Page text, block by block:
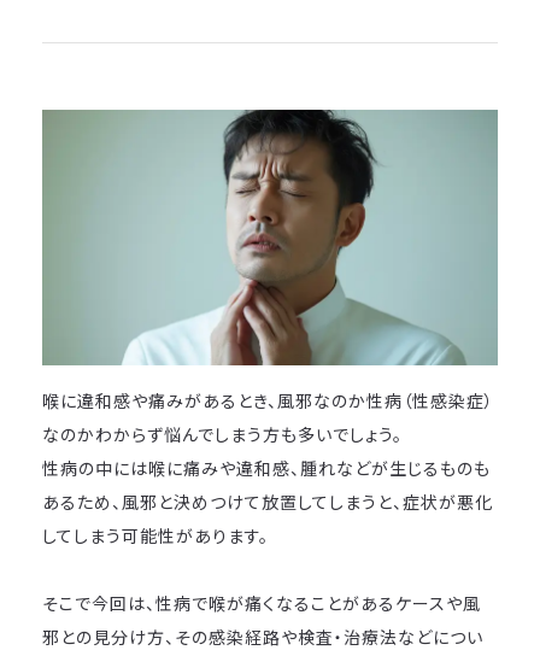
喉に違和感や痛みがあるとき、風邪なのか性病（性感染症）
なのかわからず悩んでしまう方も多いでしょう。
性病の中には喉に痛みや違和感、腫れなどが生じるものも
あるため、風邪と決めつけて放置してしまうと、症状が悪化
してしまう可能性があります。
そこで今回は、性病で喉が痛くなることがあるケースや風
邪との見分け方、その感染経路や検査・治療法などについ